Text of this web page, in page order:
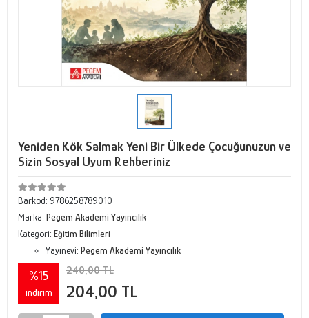
Yeniden Kök Salmak Yeni Bir Ülkede Çocuğunuzun ve
Sizin Sosyal Uyum Rehberiniz
Barkod: 9786258789010
Marka: Pegem Akademi Yayıncılık
Kategori: Eğitim Bilimleri
Yayınevi: Pegem Akademi Yayıncılık
%15
indirim
240,00 TL
204,00 TL